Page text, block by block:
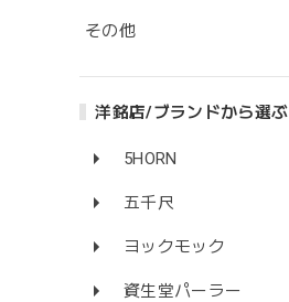
その他
洋銘店/ブランドから選ぶ
5HORN
五千尺
ヨックモック
資生堂パーラー